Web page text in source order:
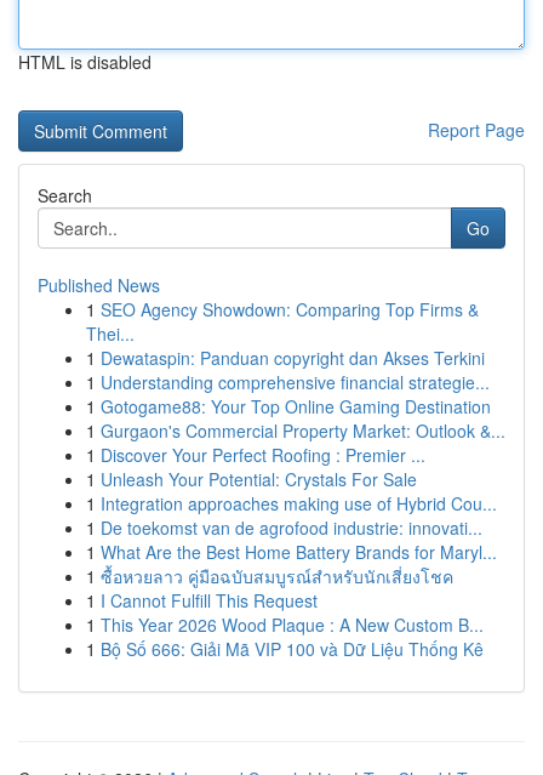
HTML is disabled
Report Page
Search
Go
Published News
1 SEO Agency Showdown: Comparing Top Firms &
Thei...
1 Dewataspin: Panduan copyright dan Akses Terkini
1 Understanding comprehensive financial strategie...
1 Gotogame88: Your Top Online Gaming Destination
1 Gurgaon's Commercial Property Market: Outlook &...
1 Discover Your Perfect Roofing : Premier ...
1 Unleash Your Potential: Crystals For Sale
1 Integration approaches making use of Hybrid Cou...
1 De toekomst van de agrofood industrie: innovati...
1 What Are the Best Home Battery Brands for Maryl...
1 ซื้อหวยลาว คู่มือฉบับสมบูรณ์สำหรับนักเสี่ยงโชค
1 I Cannot Fulfill This Request
1 This Year 2026 Wood Plaque : A New Custom B...
1 Bộ Số 666: Giải Mã VIP 100 và Dữ Liệu Thống Kê